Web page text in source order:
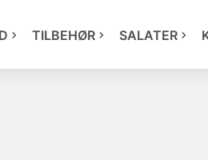
TILBEHØR SALATER